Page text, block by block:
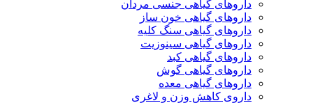
داروهای گیاهی جنسی مردان
داروهای گیاهی خون ساز
داروهای گیاهی سنگ کلیه
داروهای گیاهی سینوزیت
داروهای گیاهی کبد
داروهای گیاهی گوش
داروهای گیاهی معده
داروی کاهش وزن و لاغری